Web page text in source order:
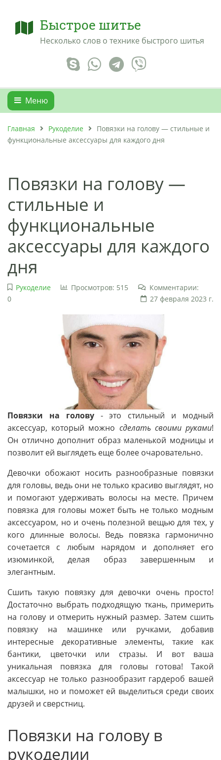
Быстрое шитье
Несколько слов о технике быстрого шитья
Меню
Главная Рукоделие
Повязки на голову — стильные и
функциональные аксессуары для каждого дня
Повязки на голову —
стильные и
функциональные
аксессуары для каждого
дня
Рукоделие Просмотров: 515
Комментарии:
0
27 февраля 2023 г.
Повязки на голову- это стильный и модный
аксессуар, который можно сделать своими руками!
Он отлично дополнит образ маленькой модницы и
позволит ей выглядеть еще более очаровательно.
Девочки обожают носить разнообразные повязки
для головы, ведь они не только красиво выглядят, но
и помогают удерживать волосы на месте. Причем
повязка для головы может быть не только модным
аксессуаром, но и очень полезной вещью для тех, у
кого длинные волосы. Ведь повязка гармонично
сочетается с любым нарядом и дополняет его
изюминкой, делая образ завершенным и
элегантным.
Сшить такую повязку для девочки очень просто!
Достаточно выбрать подходящую ткань, примерить
на голову и отмерить нужный размер. Затем сшить
повязку на машинке или ручками, добавив
интересные декоративные элементы, такие как
бантики, цветочки или стразы. И вот ваша
уникальная повязка для головы готова! Такой
аксессуар не только разнообразит гардероб вашей
малышки, но и поможет ей выделиться среди своих
друзей и сверстниц.
Повязки на голову в
рукоделии